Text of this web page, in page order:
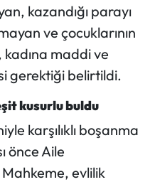
kazandığı parayı
ve çocuklarının
kadına maddi ve
gerektiği belirtildi.
kusurlu buldu
karşılıklı boşanma
önce Aile
evlilik